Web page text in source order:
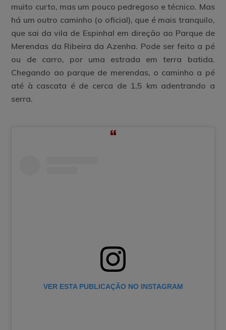
muito curto, mas um pouco pedregoso e técnico. Mas
há um outro caminho (o oficial), que é mais tranquilo,
que sai da vila de Espinhal em direção ao Parque de
Merendas da Ribeira da Azenha. Pode ser feito a pé
ou de carro, por uma estrada em terra batida.
Chegando ao parque de merendas, o caminho a pé
até à cascata é de cerca de 1,5 km adentrando a
serra.
VER ESTA PUBLICAÇÃO NO INSTAGRAM